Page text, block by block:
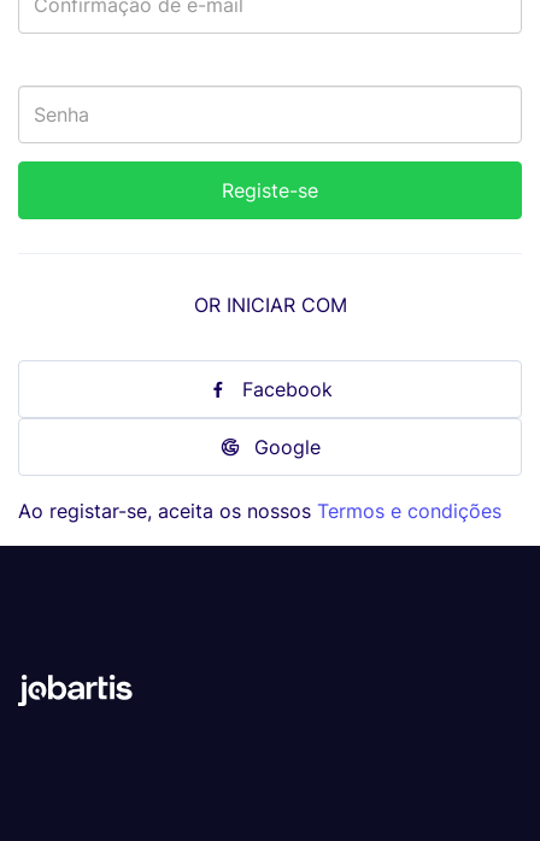
OR INICIAR COM
Facebook
Google
Ao registar-se, aceita os nossos Termos e condições